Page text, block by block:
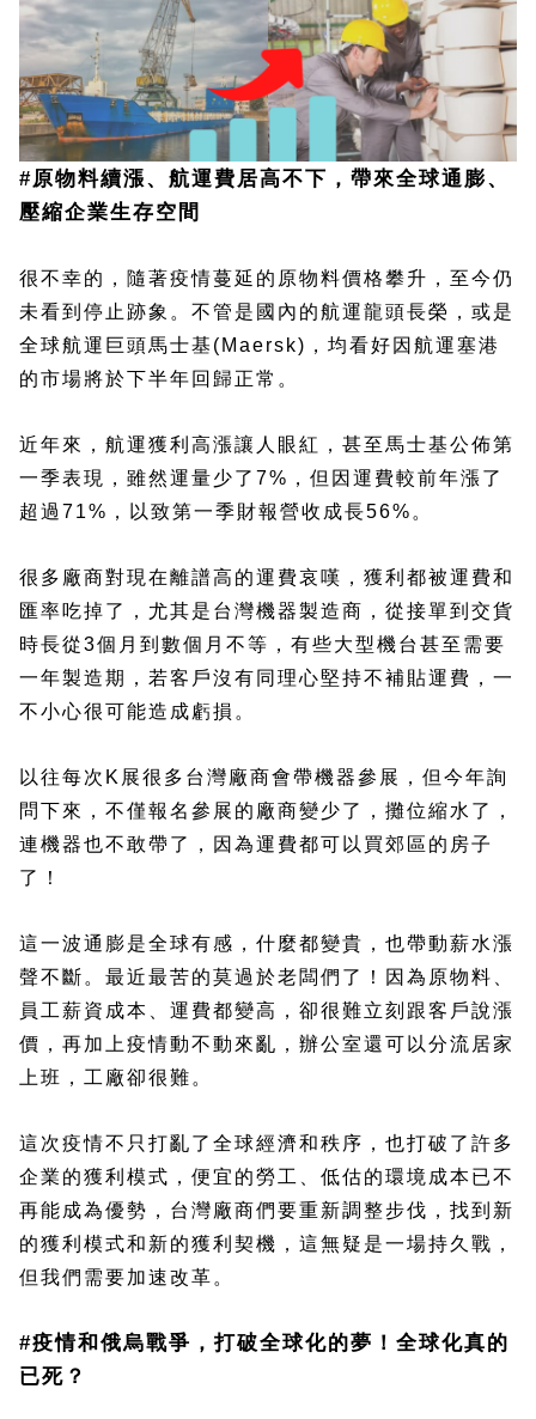
#原物料續漲、航運費居高不下，帶來全球通膨、
壓縮企業生存空間
很不幸的，隨著疫情蔓延的原物料價格攀升，至今仍
未看到停止跡象。不管是國內的航運龍頭長榮，或是
全球航運巨頭馬士基(Maersk)，均看好因航運塞港
的市場將於下半年回歸正常。
近年來，航運獲利高漲讓人眼紅，甚至馬士基公佈第
一季表現，雖然運量少了7%，但因運費較前年漲了
超過71%，以致第一季財報營收成長56%。
很多廠商對現在離譜高的運費哀嘆，獲利都被運費和
匯率吃掉了，尤其是台灣機器製造商，從接單到交貨
時長從3個月到數個月不等，有些大型機台甚至需要
一年製造期，若客戶沒有同理心堅持不補貼運費，一
不小心很可能造成虧損。
以往每次K展很多台灣廠商會帶機器參展，但今年詢
問下來，不僅報名參展的廠商變少了，攤位縮水了，
連機器也不敢帶了，因為運費都可以買郊區的房子
了！
這一波通膨是全球有感，什麼都變貴，也帶動薪水漲
聲不斷。最近最苦的莫過於老闆們了！因為原物料、
員工薪資成本、運費都變高，卻很難立刻跟客戶說漲
價，再加上疫情動不動來亂，辦公室還可以分流居家
上班，工廠卻很難。
這次疫情不只打亂了全球經濟和秩序，也打破了許多
企業的獲利模式，便宜的勞工、低估的環境成本已不
再能成為優勢，台灣廠商們要重新調整步伐，找到新
的獲利模式和新的獲利契機，這無疑是一場持久戰，
但我們需要加速改革。
#疫情和俄烏戰爭，打破全球化的夢！全球化真的
已死？